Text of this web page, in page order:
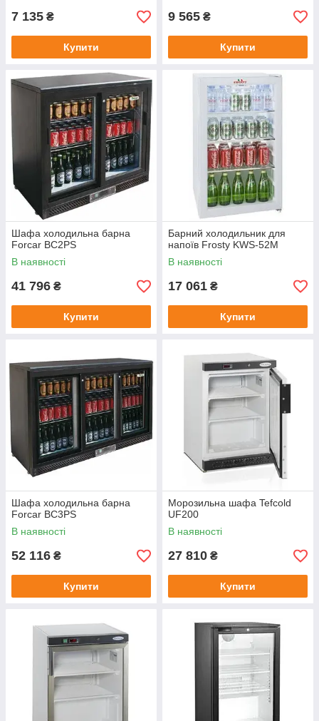
7 135 ₴
Купити
9 565 ₴
Купити
Шафа холодильна барна
Forcar BC2PS
В наявності
41 796 ₴
Купити
Барний холодильник для
напоїв Frosty KWS-52M
В наявності
17 061 ₴
Купити
Шафа холодильна барна
Forcar BC3PS
В наявності
52 116 ₴
Купити
Морозильна шафа Tefcold
UF200
В наявності
27 810 ₴
Купити